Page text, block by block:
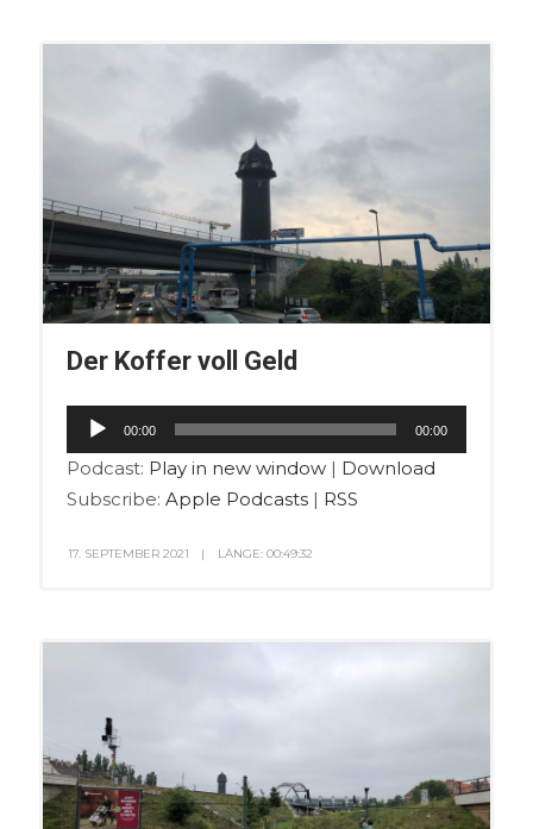
Der Koffer voll Geld
Audio-
Player
00:00 00:00
Podcast: Play in new window| Download
Subscribe: Apple Podcasts| RSS
17. SEPTEMBER 2021 LÄNGE: 00:49:32